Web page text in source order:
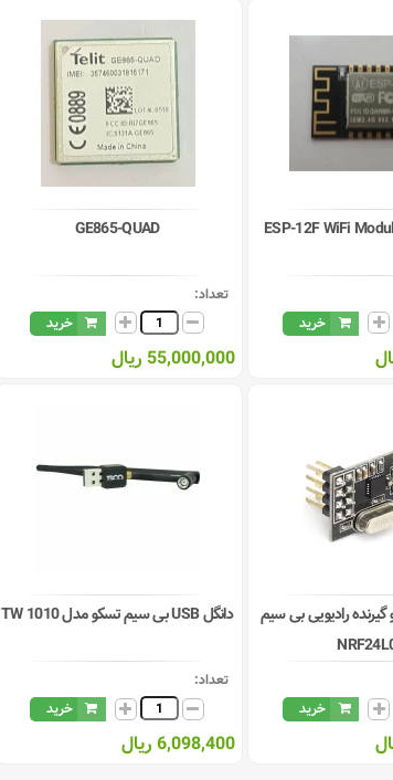
ESP-12F WiFi
خرید
GE865-QUAD
تعداد:
خرید
55,000,000 ریال
رادیویی بی سیم
خرید
دانگل USB بی سیم تسکو مدل TW 1010
تعداد:
خرید
6,098,400 ریال